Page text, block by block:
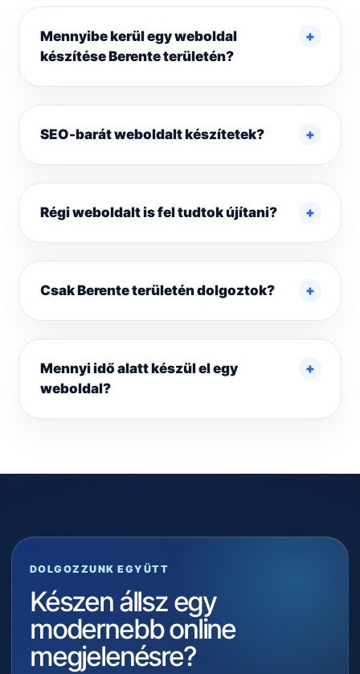
Mennyibe kerül egy weboldal
készítése Berente területén?
SEO-barát weboldalt készítetek?
Régi weboldalt is fel tudtok újítani?
Csak Berente területén dolgoztok?
Mennyi idő alatt készül el egy
weboldal?
DOLGOZZUNK EGYÜTT
Készen állsz egy
modernebb online
megjelenésre?